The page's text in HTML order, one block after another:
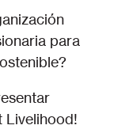
para
Livelihood!